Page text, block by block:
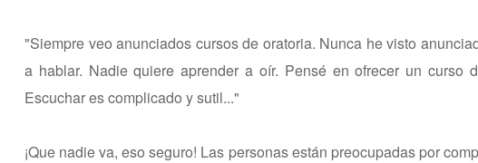
"Siempre veo anunciados cursos de oratoria. Nunca he visto
a hablar. Nadie quiere aprender a oír. Pensé en ofrecer un curso
Escuchar es complicado y sutil..."
¡Que nadie va, eso seguro! Las personas están preocupadas por